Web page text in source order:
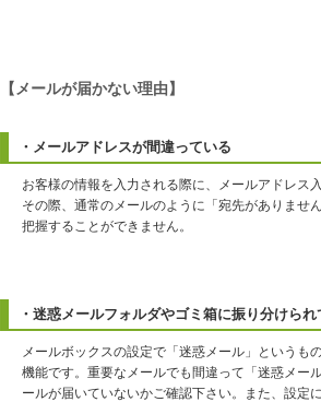
【メールが届かない理由】
・メールアドレスが間違っている
お客様の情報を入力される際に、メールアドレス
その際、通常のメールのように「宛先がありませ
把握することができません。
・迷惑メールフォルダやゴミ箱に振り分けられ
メールボックスの設定で「迷惑メール」というも
機能です。重要なメールでも間違って「迷惑メー
ールが届いていないかご確認下さい。また、設定